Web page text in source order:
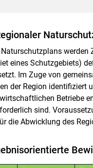
eines Schutzgebiets)
Im Zuge von
der Region identifiziert
Betriebe
sind.
die Abwicklung des